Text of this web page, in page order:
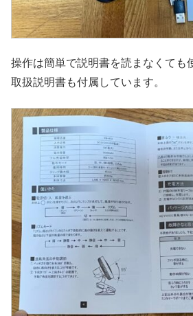
操作は簡単で説明書を読まなくても
取扱説明書も付属しています。